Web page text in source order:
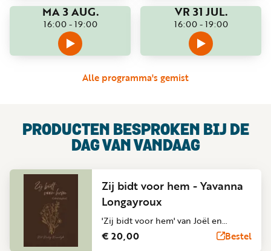
MA 3 AUG.
16:00-19:00
VR 31 JUL.
16:00-19:00
Alle programma's gemist
PRODUCTEN BESPROKEN BIJ DE
DAG VAN VANDAAG
Zij bidt voor hem - Yavanna
Longayroux
'Zij bidt voor hem' van Joël en
Yavanna Longayroux is een praktisch
€ 20,00 Bestel